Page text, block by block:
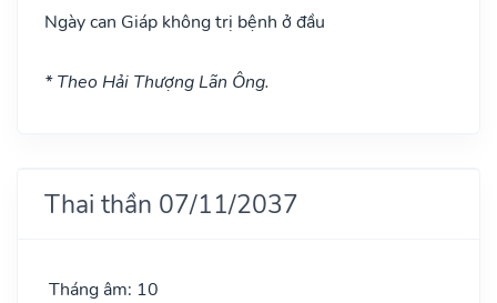
Ngày can Giáp không trị bệnh ở đầu
* Theo Hải Thượng Lãn Ông.
Thai thần 07/11/2037
Tháng âm: 10